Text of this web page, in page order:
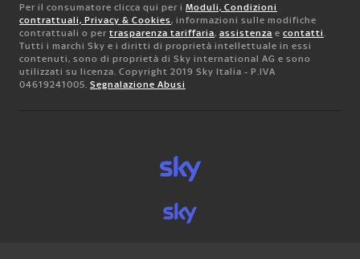
Per il consumatore clicca qui per i Moduli, Condizioni
contrattuali, Privacy & Cookies, informazioni sulle modifiche
contrattuali o per trasparenza tariffaria, assistenza e contatti.
Tutti i marchi Sky e i diritti di proprietà intellettuale in essi
contenuti, sono di proprietà di Sky international AG e sono
utilizzati su licenza. Copyright 2019 Sky Italia - P.IVA
04619241005. Segnalazione Abusi